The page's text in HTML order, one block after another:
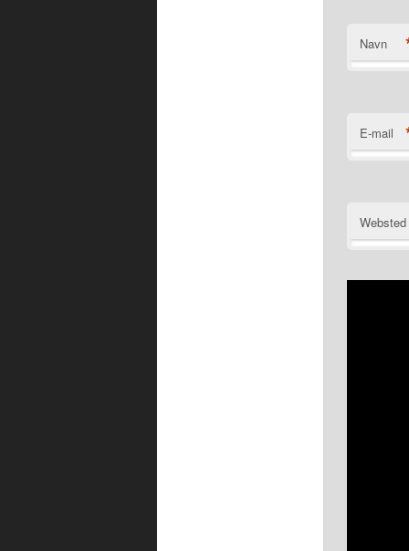
Navn
E-mail
Websted